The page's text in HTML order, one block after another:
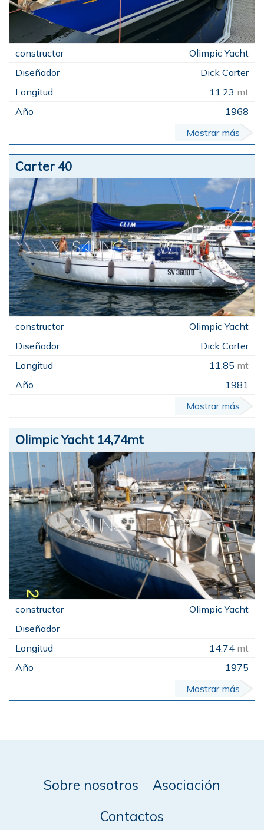
Olimpic Yacht
Dick Carter
11,23 mt
1968
Mostrar más
Carter 40
Olimpic Yacht
Dick Carter
11,85 mt
1981
Mostrar más
Olimpic Yacht 14,74mt
Olimpic Yacht
14,74 mt
1975
Mostrar más
Sobre nosotros
Asociación
Contactos